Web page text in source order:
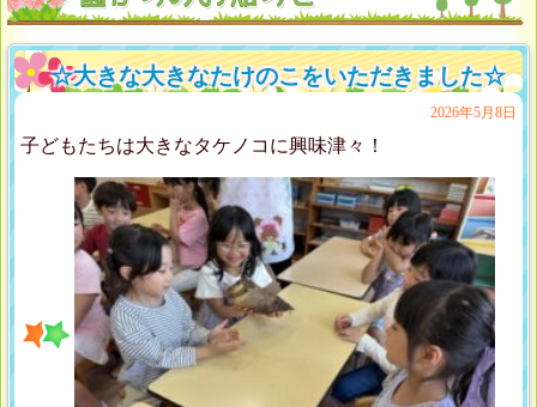
☆大きな大きなたけのこをいただきました☆
2026年5月8日
子どもたちは大きなタケノコに興味津々！